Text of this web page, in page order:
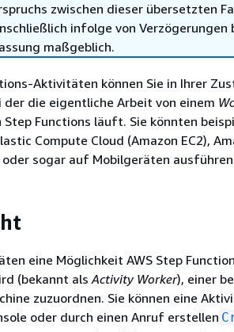
zwischen dieser übersetzten
infolge von
maßgeblich.
Aktivitäten können Sie in Ihrer
der die eigentliche Arbeit von einem
Step Functions läuft. Sie könnten
Compute Cloud (Amazon EC2),
oder sogar auf Mobilgeräten
eine Möglichkeit AWS Step
(bekannt als Activity Worker), einer
zuzuordnen. Sie können eine
oder durch einen Anruf erstellen